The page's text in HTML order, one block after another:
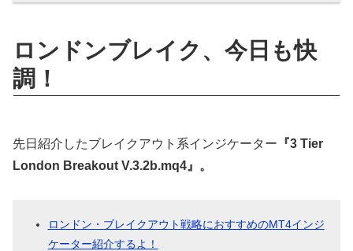
ロンドンブレイク、今日も快
調！
先日紹介したブレイクアウト系インジケーター 『3 Tier
London Breakout V.3.2b.mq4』。
ロンドン・ブレイクアウト戦略におすすめのMT4インジ
ケーター紹介するよ！